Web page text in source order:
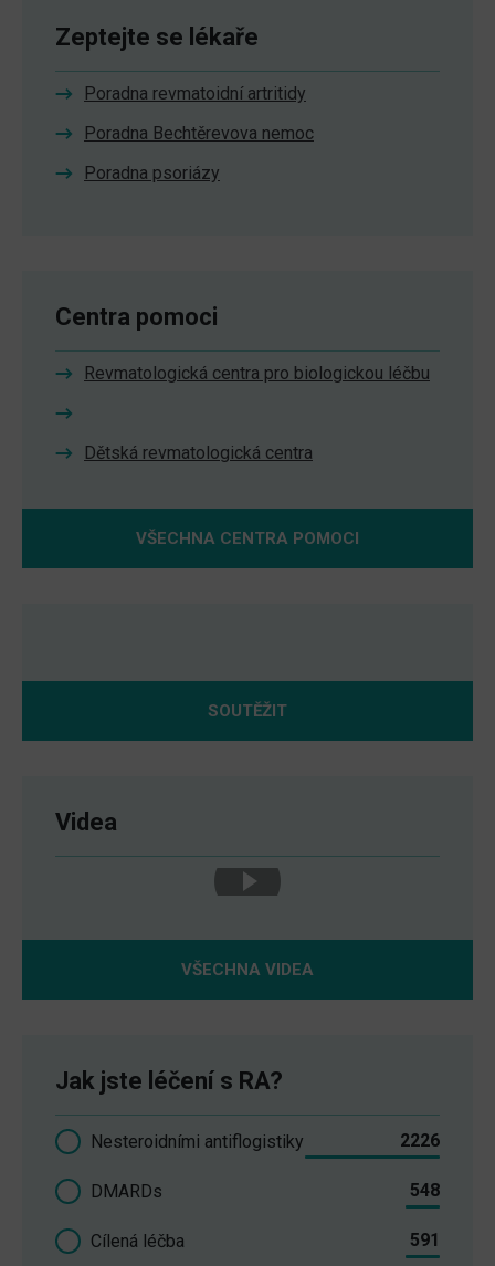
Zeptejte se lékaře
Poradna revmatoidní artritidy
Poradna Bechtěrevova nemoc
Poradna psoriázy
Centra pomoci
Revmatologická centra pro biologickou léčbu
Dětská revmatologická centra
VŠECHNA CENTRA POMOCI
SOUTĚŽIT
Videa
VŠECHNA VIDEA
Jak jste léčení s RA?
Nesteroidními antiflogistiky 2226
DMARDs 548
Cílená léčba 591